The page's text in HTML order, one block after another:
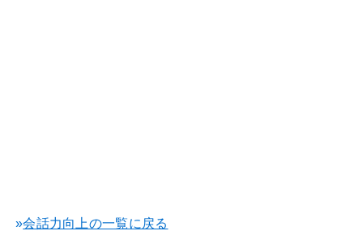
»会話力向上の一覧に戻る